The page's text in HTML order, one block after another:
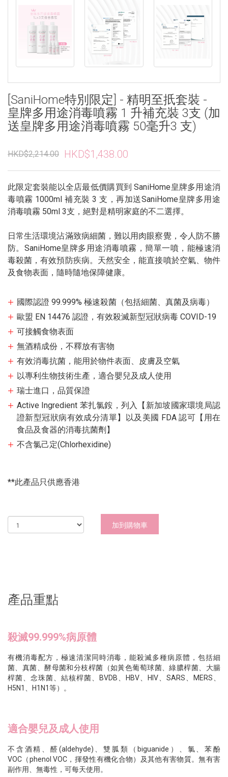
[SaniHome特別限定] - 精明至扺套裝 -
皇牌多用途消毒噴霧 1 升補充裝 3支 (加
送皇牌多用途消毒噴霧 50毫升3 支)
HKD$2,214.00 HKD$1,438.00
此限定套裝能以全店最低價購買到 SaniHome皇牌多用途消
毒噴霧 1000ml 補充裝 3 支，再加送SaniHome皇牌多用途
消毒噴霧 50ml 3支，絕對是精明家庭的不二選擇。
日常生活環境沾滿致病細菌，難以用肉眼察覺，令人防不勝
防。SaniHome皇牌多用途消毒噴霧，簡單一噴，能極速消
毒殺菌，有效預防疾病。天然安全，能直接噴於空氣、物件
及食物表面，隨時隨地保障健康。
國際認證 99.999% 極速殺菌（包括細菌、真菌及病毒）
歐盟 EN 14476 認證，有效殺滅新型冠狀病毒 COVID-19
可接觸食物表面
無酒精成份，不釋放有害物
有效消毒抗菌，能用於物件表面、皮膚及空氣
以專利生物技術生產，適合嬰兒及成人使用
瑞士進口，品質保證
Active Ingredient 苯扎氯銨，列入【新加坡國家環境局認
證新型冠狀病有效成分清單】以及美國 FDA 認可【用在
食品及食器的消毒抗菌劑】
不含氯己定(Chlorhexidine)
**此產品只供應香港
加到購物車
產品重點
殺滅99.999%病原體
有機消毒配方，極速清潔同時消毒，能殺滅多種病原體，包括細
菌、真菌、酵母菌和分枝桿菌（如黃色葡萄球菌、綠膿桿菌、大腸
桿菌、念珠菌、結核桿菌、BVDB、HBV、HIV、SARS、MERS、
H5N1、H1N1等）。
適合嬰兒及成人使用
不含酒精、醛(aldehyde)、雙胍類（biguanide）、氯、苯酚
VOC（phenol VOC，揮發性有機化合物）及其他有害物質。無有害
副作用、無毒性，可每天使用。